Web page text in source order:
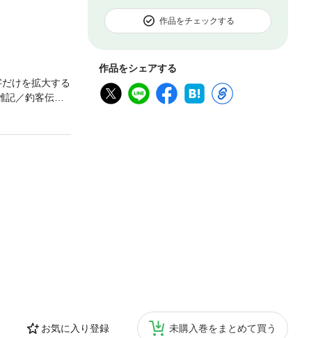
作品をチェックする
作品をシェアする
お気に入り登録 未購入巻をまとめて買う
けを拡大する
／釣客伝／